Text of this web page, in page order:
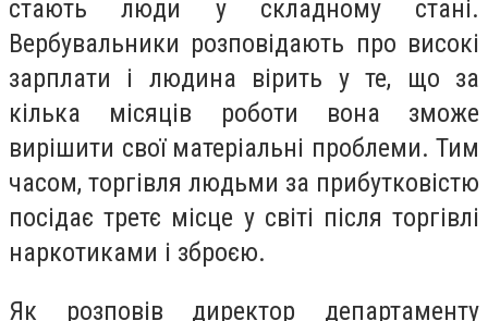
стають люди у складному стані.
Вербувальники розповідають про високі
зарплати і людина вірить у те, що за
кілька місяців роботи вона зможе
вирішити свої матеріальні проблеми. Тим
часом, торгівля людьми за прибутковістю
посідає третє місце у світі після торгівлі
наркотиками і зброєю.
Як розповів директор департаменту